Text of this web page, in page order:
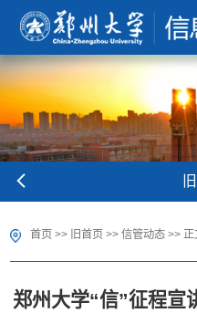
首页 >> 旧首页 >>信管动态 >> 正
郑州大学“信”征程宣